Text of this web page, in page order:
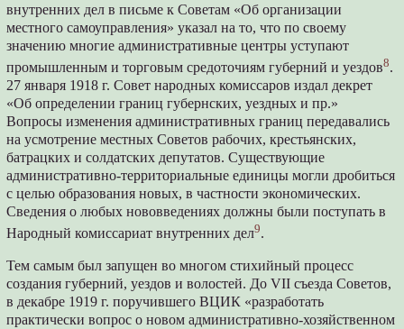
внутренних дел в письме к Советам «Об организации
местного самоуправления» указал на то, что по своему
значению многие административные центры уступают
промышленным и торговым средоточиям губерний и уездов8.
27 января 1918 г. Совет народных комиссаров издал декрет
«Об определении границ губернских, уездных и пр.»
Вопросы изменения административных границ передавались
на усмотрение местных Советов рабочих, крестьянских,
батрацких и солдатских депутатов. Существующие
административно-территориальные единицы могли дробиться
с целью образования новых, в частности экономических.
Сведения о любых нововведениях должны были поступать в
Народный комиссариат внутренних дел9.
Тем самым был запущен во многом стихийный процесс
создания губерний, уездов и волостей. До VII съезда Советов,
в декабре 1919 г. поручившего ВЦИК «разработать
практически вопрос о новом административно-хозяйственном